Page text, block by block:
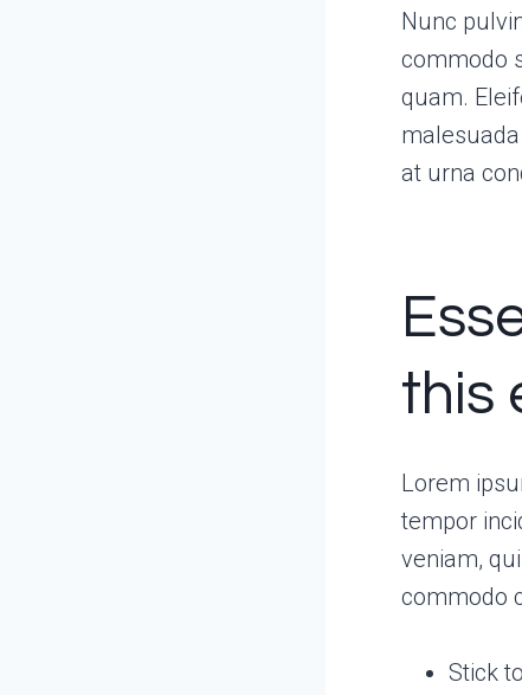
Nunc
commodo
quam.
at urna
this
Lorem
tempor
veniam,
commodo
Stick